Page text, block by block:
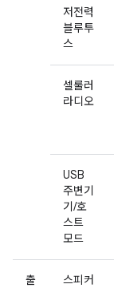
저전력
블루투
스
셀룰러
라디오
USB
주변기
기/호
스트
모드
출
스피커